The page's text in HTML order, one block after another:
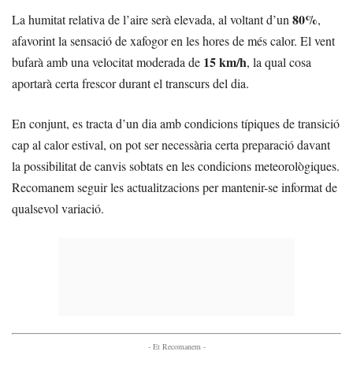
La humitat relativa de l’aire serà elevada, al voltant d’un80%,
afavorint la sensació de xafogor en les hores de més calor. El vent
bufarà amb una velocitat moderada de 15 km/h, la qual cosa
aportarà certa frescor durant el transcurs del dia.
En conjunt, es tracta d’un dia amb condicions típiques de transició
cap al calor estival, on pot ser necessària certa preparació davant
la possibilitat de canvis sobtats en les condicions meteorològiques.
Recomanem seguir les actualitzacions per mantenir-se informat de
qualsevol variació.
- Et Recomanem -